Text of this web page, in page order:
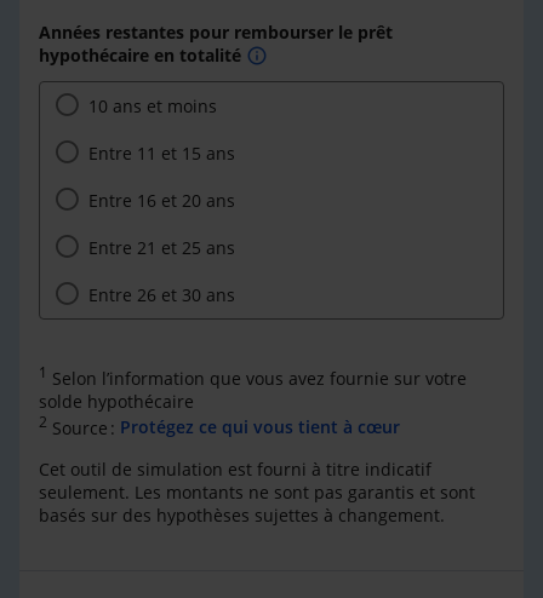
Années restantes pour rembourser le prêt
hypothécaire en totalité info
10 ans et moins
Entre 11 et 15 ans
Entre 16 et 20 ans
Entre 21 et 25 ans
Entre 26 et 30 ans
1 Selon l’information que vous avez fournie sur votre
solde hypothécaire
2 Source : Protégez ce qui vous tient à cœur
Cet outil de simulation est fourni à titre indicatif
seulement. Les montants ne sont pas garantis et sont
basés sur des hypothèses sujettes à changement.